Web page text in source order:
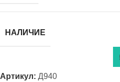
НАЛИЧИЕ
Артикул: Д940